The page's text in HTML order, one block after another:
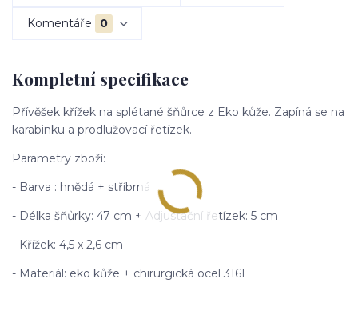
Komentáře 0
Kompletní specifikace
Přívěšek křížek na splétané šňůrce z Eko kůže. Zapíná se na
karabinku a prodlužovací řetízek.
Parametry zboží:
- Barva : hnědá + stříbrná
- Délka šňůrky: 47 cm + Adjustační řetízek: 5 cm
- Křížek: 4,5 x 2,6 cm
- Materiál: eko kůže + chirurgická ocel 316L